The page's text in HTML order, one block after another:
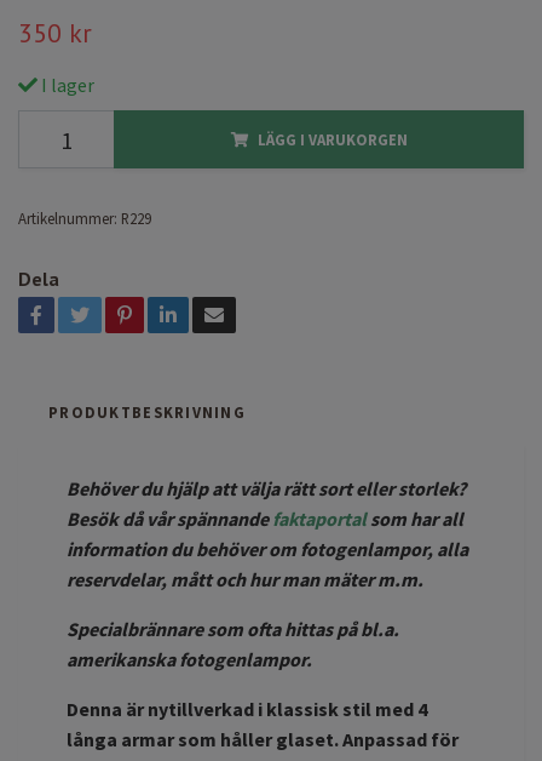
350 kr
I lager
LÄGG I VARUKORGEN
Artikelnummer: R229
Dela
PRODUKTBESKRIVNING
Behöver du hjälp att välja rätt sort eller storlek?
Besök då vår spännandefaktaportalsom har all
information du behöver om fotogenlampor, alla
reservdelar, mått och hur man mäter m.m.
Specialbrännare som ofta hittas på bl.a.
amerikanska fotogenlampor.
Denna är nytillverkad i klassisk stil med 4
långa armar som håller glaset. Anpassad för